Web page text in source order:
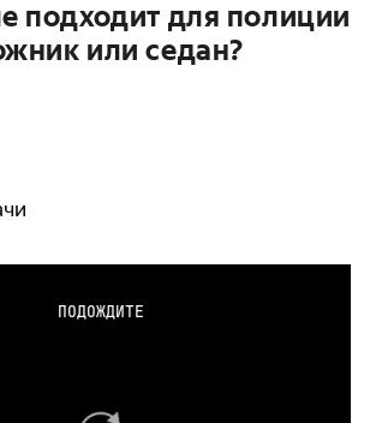
подходит для полиции
или седан?
ПОДОЖДИТЕ